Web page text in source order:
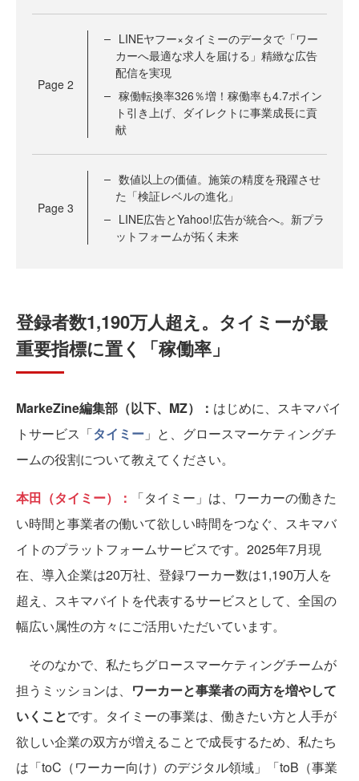
Page 2
LINEヤフー×タイミーのデータで「ワー
カーへ最適な求人を届ける」精緻な広告
配信を実現
稼働転換率326％増！稼働率も4.7ポイン
ト引き上げ、ダイレクトに事業成長に貢
献
Page 3
数値以上の価値。施策の精度を飛躍させ
た「検証レベルの進化」
LINE広告とYahoo!広告が統合へ。新プラ
ットフォームが拓く未来
登録者数1,190万人超え。タイミーが最
重要指標に置く「稼働率」
MarkeZine編集部（以下、MZ）： はじめに、スキマバイ
トサービス「タイミー 」と、グロースマーケティングチ
ームの役割について教えてください。
本田（タイミー）：
「タイミー」は、ワーカーの働きた
い時間と事業者の働いて欲しい時間をつなぐ、スキマバ
イトのプラットフォームサービスです。2025年7月現
在、導入企業は20万社、登録ワーカー数は1,190万人を
超え、スキマバイトを代表するサービスとして、全国の
幅広い属性の方々にご活用いただいています。
そのなかで、私たちグロースマーケティングチームが
担うミッションは、 ワーカーと事業者の両方を増やして
いくことです。タイミーの事業は、働きたい方と人手が
欲しい企業の双方が増えることで成長するため、私たち
は「toC（ワーカー向け）のデジタル領域」「toB（事業